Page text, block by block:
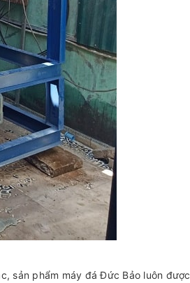
sản phẩm máy đá Đức Bảo luôn được